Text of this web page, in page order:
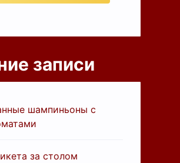
записи
шампиньоны с
за столом